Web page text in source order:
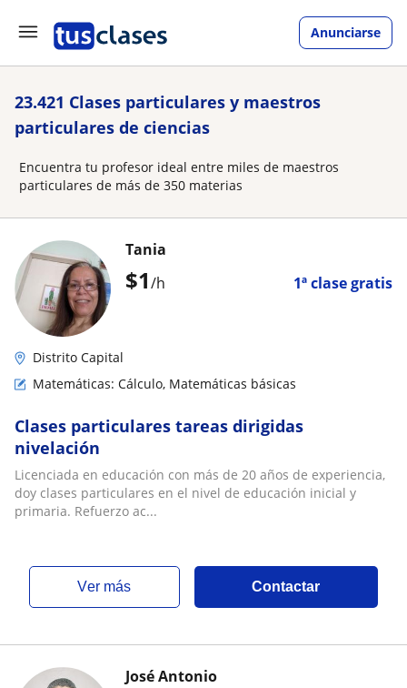
Anunciarse
23.421 Clases particulares y maestros
particulares de ciencias
Encuentra tu profesor ideal entre miles de maestros
particulares de más de 350 materias
$1/h 1ª clase gratis
Tania
Distrito Capital
Matemáticas: Cálculo, Matemáticas básicas
Clases particulares tareas dirigidas
nivelación
Licenciada en educación con más de 20 años de experiencia,
doy clases particulares en el nivel de educación inicial y
primaria. Refuerzo ac...
ver más Contactar
José Antonio